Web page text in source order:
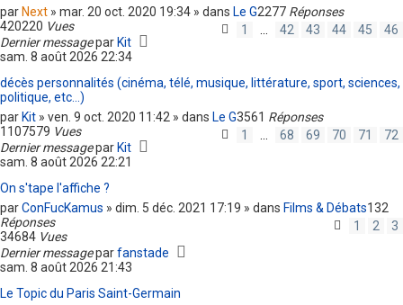
par Next » mar. 20 oct. 2020 19:34 » dans Le G
1
… 42 43 44 45 46
2277 Réponses
420220 Vues
Dernier messagepar Kit
sam. 8 août 2026 22:34
décès personnalités (cinéma, télé, musique, littérature, sport, sciences,
politique, etc...)
par Kit » ven. 9 oct. 2020 11:42 » dans Le G
1
… 68 69 70 71 72
3561 Réponses
1107579 Vues
Dernier messagepar Kit
sam. 8 août 2026 22:21
On s'tape l'affiche ?
parConFucKamus » dim. 5 déc. 2021 17:19 » dans Films & Débats
1
2 3
132
Réponses
34684 Vues
Dernier messageparfanstade
sam. 8 août 2026 21:43
Le Topic du Paris Saint-Germain